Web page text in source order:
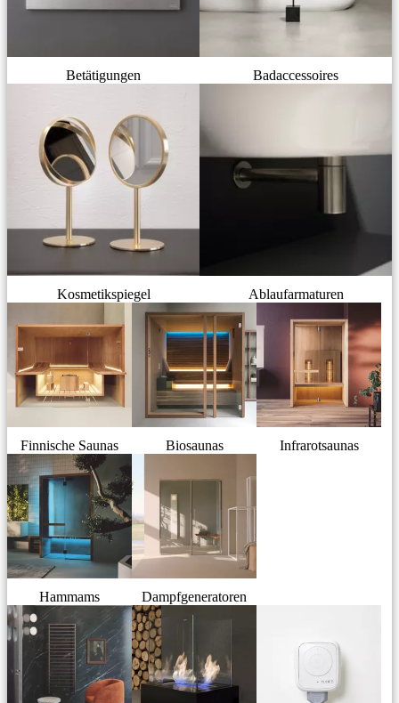
Betätigungen Badaccessoires
Kosmetikspiegel Ablaufarmaturen
Finnische Saunas Biosaunas Infrarotsaunas
Hammams Dampfgeneratoren